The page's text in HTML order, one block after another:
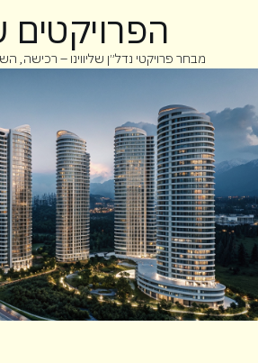
הפרויקטים
מבחר פרויקטי נדל״ן שליווינו – רכישה,